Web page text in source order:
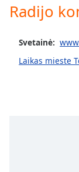
Audio
Track
Picture-
in-
Picture
Radijo
Svetainė:
Laikas mieste